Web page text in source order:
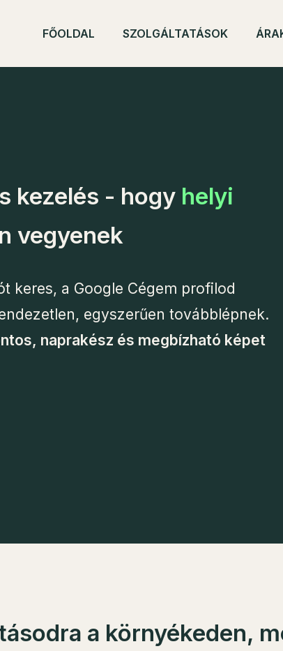
FŐOLDAL SZOLGÁLTATÁSOK
kezelés - hogy helyi
vegyenek
keres, a Google Cégem profilod
egyszerűen továbblépnek.
naprakész és megbízható képet
a környékeden,